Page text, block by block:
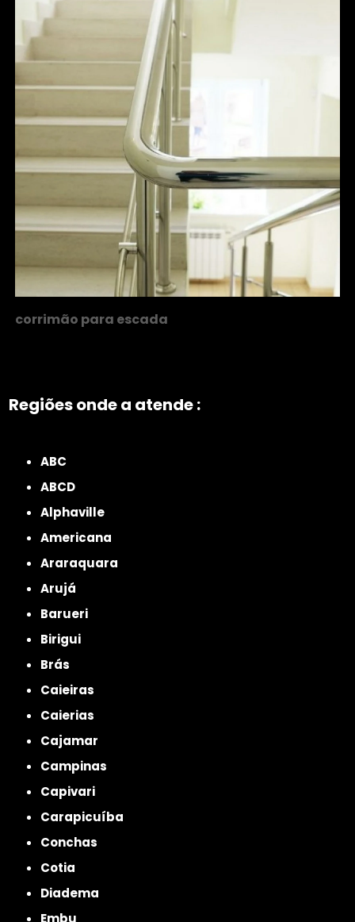
corrimão para escada
Regiões onde a atende :
ABC
ABCD
Alphaville
Americana
Araraquara
Arujá
Barueri
Birigui
Brás
Caieiras
Caierias
Cajamar
Campinas
Capivari
Carapicuíba
Conchas
Cotia
Diadema
Embu